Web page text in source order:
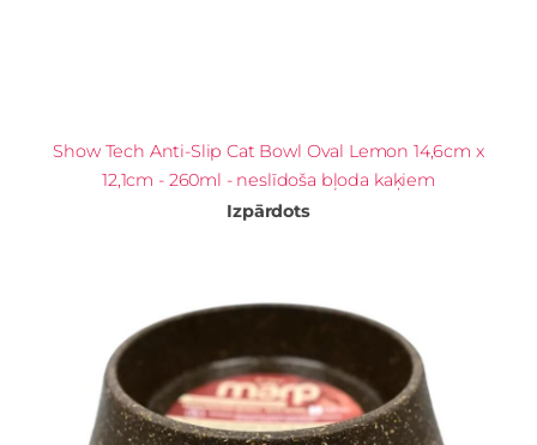
Show Tech Anti-Slip Cat Bowl Oval Lemon 14,6cm x
12,1cm - 260ml - neslīdoša bļoda kaķiem
Izpārdots